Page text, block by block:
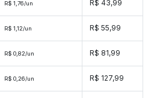
R$ 1,76/un R$ 43,99
R$ 1,12/un R$ 55,99
R$ 0,82/un R$ 81,99
R$ 0,26/un R$ 127,99